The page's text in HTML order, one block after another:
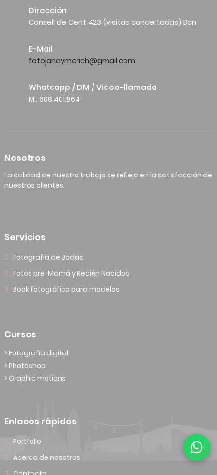
Dirección
Consell de Cent 423 (visitas concertadas) Bcn
E-Mail
fotojanaymerich@gmail.com
Whatsapp / DM / Video-llamada
M.: 608.401.864
Nosotros
La calidad de nuestro trabajo se refleja en la satisfacción de
nuestros clientes.
Servicios
Fotografía de Bodas
Fotos pre-Mamá y Recién Nacidos
Book fotográfico para modelos
Cursos
> Fotografía digital
> Photoshop
> Graphic motions
Enlaces rápidos
Portfolio
Acerca de nosotros